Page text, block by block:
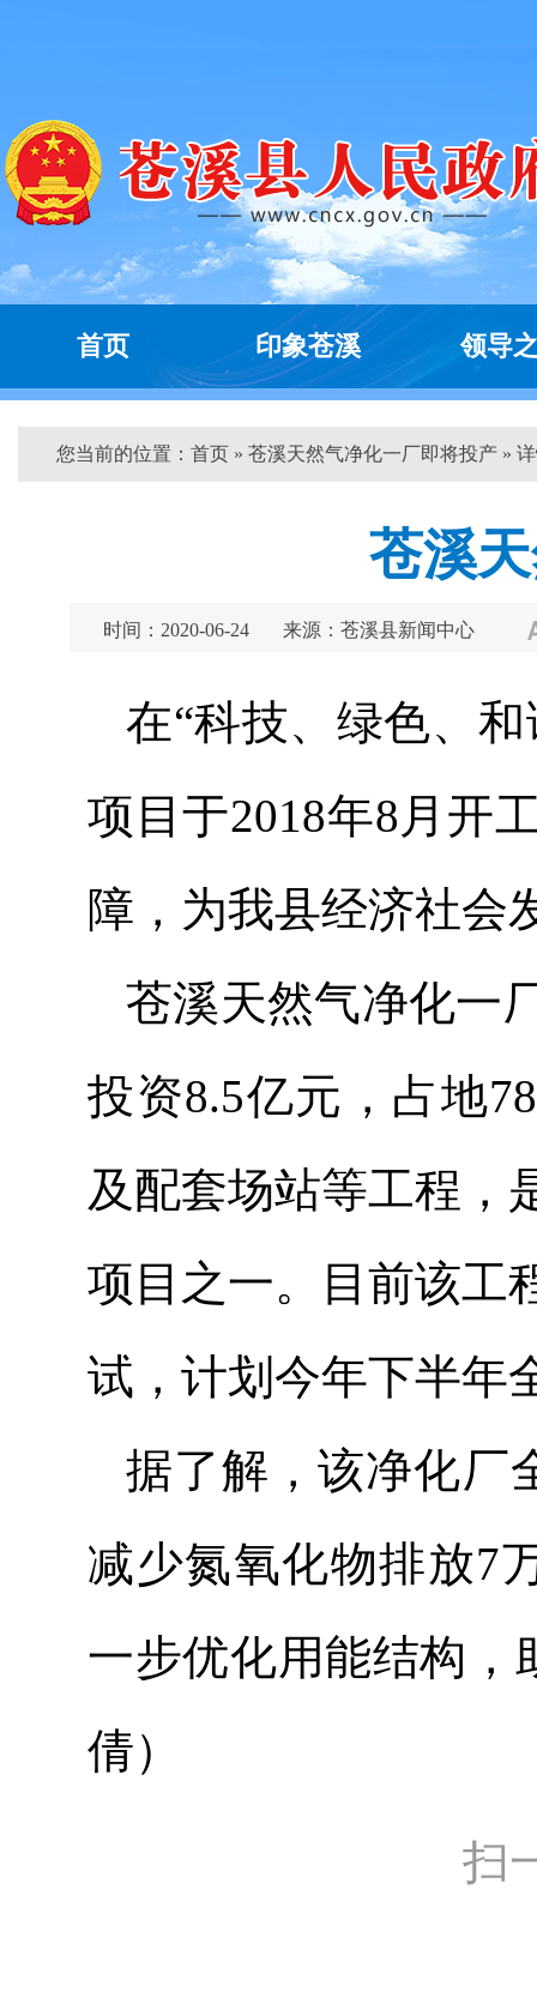
首页 印象苍溪 领导
您当前的位置： 首页 » 苍溪天然气净化一厂即将投产 »
苍溪
时间：2020-06-24 来源：苍溪县新闻中心
在“科技、绿色、
项目于2018年8月开
障，为我县经济社会
苍溪天然气净化一
投资8.5亿元，占地
及配套场站等工程，
项目之一。目前该工
试，计划今年下半年
据了解，该净化厂
减少氮氧化物排放7
一步优化用能结构
倩）
扫